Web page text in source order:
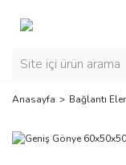
Anasayfa Bağlantı